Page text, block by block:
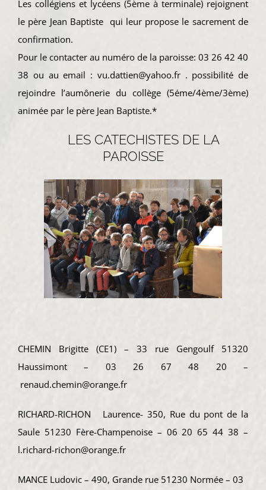
Les collégiens et lycéens (5ème à terminale) rejoignent
le père Jean Baptiste qui leur propose le sacrement de
confirmation.
Pour le contacter au numéro de la paroisse: 03 26 42 40
38 ou au email : vu.dattien@yahoo.fr . possibilité de
rejoindre l’aumônerie du collège (5éme/4ème/3ème)
animée par le père Jean Baptiste.*
LES CATECHISTES DE LA
PAROISSE
CHEMIN Brigitte (CE1) – 33 rue Gengoulf 51320
Haussimont – 03 26 67 48 20 –
renaud.chemin@orange.fr
RICHARD-RICHON Laurence- 350, Rue du pont de la
Saule 51230 Fère-Champenoise – 06 20 65 44 38 –
l.richard-richon@orange.fr
MANCE Ludovic – 490, Grande rue 51230 Normée – 03